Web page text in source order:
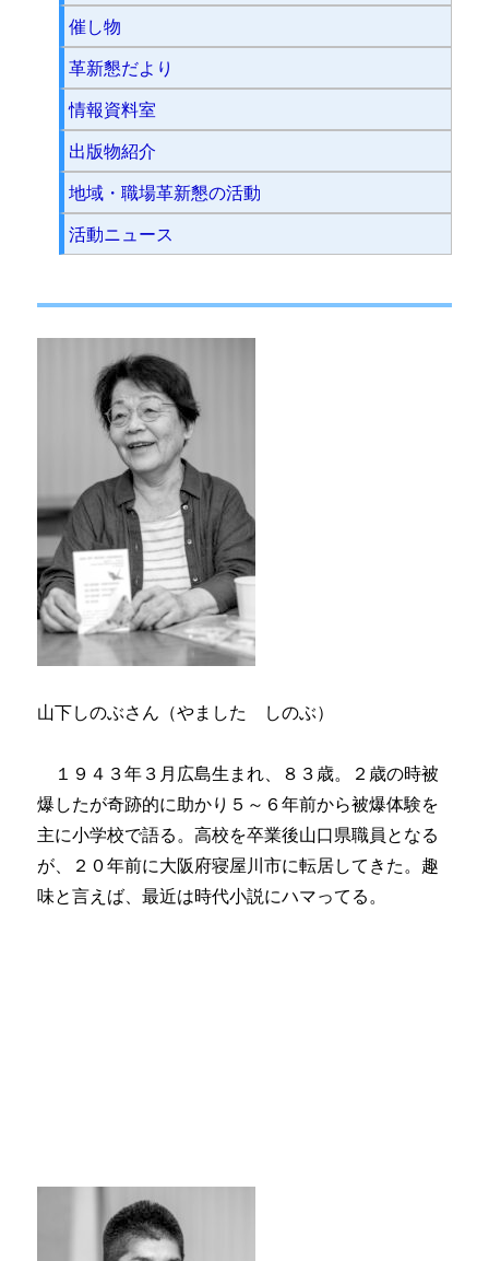
催し物
革新懇だより
情報資料室
出版物紹介
地域・職場革新懇の活動
活動ニュース
山下しのぶさん（やました しのぶ）
１９４３年３月広島生まれ、８３歳。２歳の時被
爆したが奇跡的に助かり５～６年前から被爆体験を
主に小学校で語る。高校を卒業後山口県職員となる
が、２０年前に大阪府寝屋川市に転居してきた。趣
味と言えば、最近は時代小説にハマってる。